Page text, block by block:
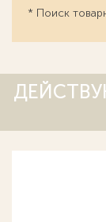
* Поиск